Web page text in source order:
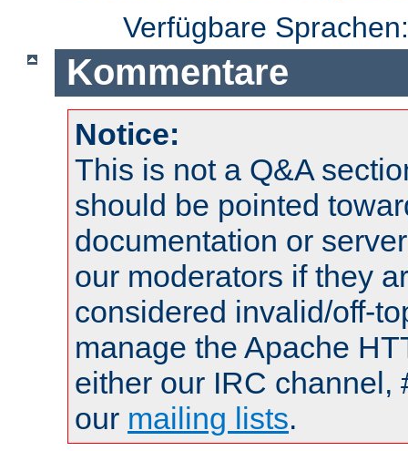
Verfügbare
Kommentare
Notice:
This is not a Q&A
should be pointed
documentation or
our moderators if they
considered invalid/off-
manage the Apache
either our IRC channel,
our mailing lists.